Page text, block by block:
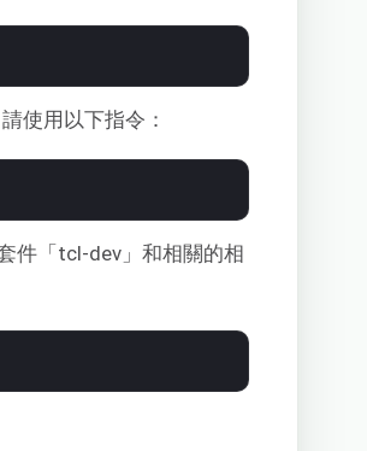
使用以下指令：
件「tcl-dev」和相關的相